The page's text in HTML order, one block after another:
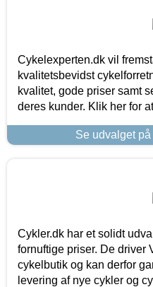
Cykelexperten.dk vil
kvalitetsbevidst
kvalitet, gode priser samt
deres kunder. Klik her for
Se udvalget
Cykler.dk har et solidt
fornuftige priser. De driver
cykelbutik og kan derfor
levering af nye cykler og